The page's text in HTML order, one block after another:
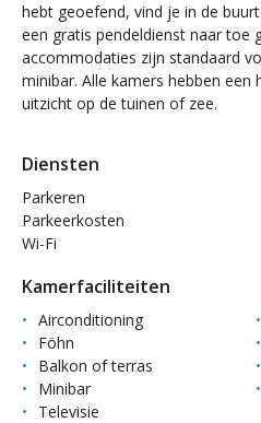
hebt geoefend, vind je in de
een gratis pendeldienst naar toe
accommodaties zijn standaard
minibar. Alle kamers hebben
uitzicht op de tuinen of zee.
Diensten
Parkeren
Parkeerkosten
Wi-Fi
Kamerfaciliteiten
Airconditioning
Föhn
Balkon of terras
Minibar
Televisie